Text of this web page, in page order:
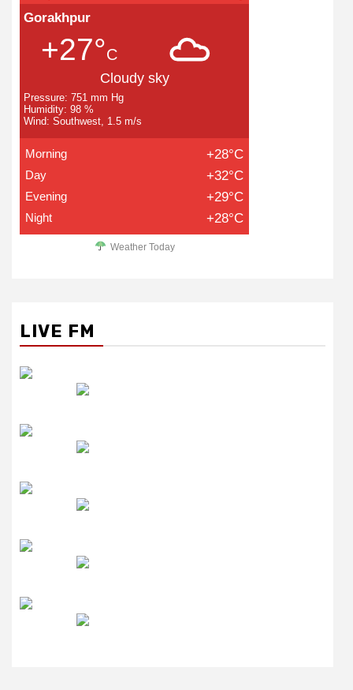
Gorakhpur
+27°C
Cloudy sky
Pressure: 751 mm Hg
Humidity: 98 %
Wind: Southwest, 1.5 m/s
Morning +28°C
Day +32°C
Evening +29°C
Night +28°C
Weather Today
LIVE FM